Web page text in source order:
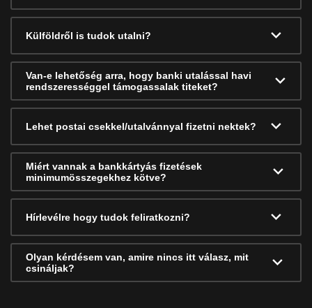
Külföldről is tudok utalni?
Van-e lehetőség arra, hogy banki utalással havi
rendszerességgel támogassalak titeket?
Lehet postai csekkel/utalvánnyal fizetni nektek?
Miért vannak a bankkártyás fizetések
minimumösszegekhez kötve?
Hírlevélre hogy tudok feliratkozni?
Olyan kérdésem van, amire nincs itt válasz, mit
csináljak?